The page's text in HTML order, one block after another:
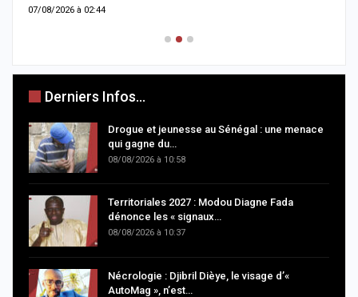
07/08/2026 à 02:44
Derniers Infos...
Drogue et jeunesse au Sénégal : une menace
qui gagne du…
08/08/2026 à 10:58
Territoriales 2027 : Modou Diagne Fada
dénonce les « signaux…
08/08/2026 à 10:37
Nécrologie : Djibril Dièye, le visage d’«
AutoMag », n’est…